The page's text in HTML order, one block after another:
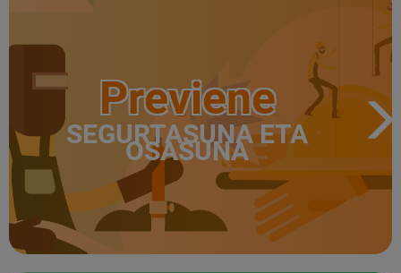
Previene
SEGURTASUNA ETA
OSASUNA